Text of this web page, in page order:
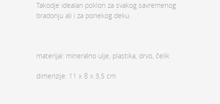
Takodje idealan poklon za svakog savremenog
bradonju ali i za ponekog deku.
materijal: mineralno ulje, plastika, drvo, čelik
dimenzije: 11 x 8 x 3,5 cm